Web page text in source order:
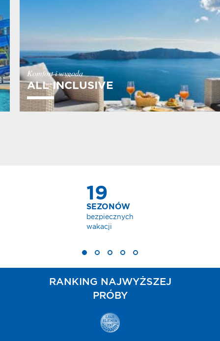
Komfort i wygoda
ALL INCLUSIVE
MILION
zadowolonych
Klientów
RANKING NAJWYŻSZEJ
PRÓBY